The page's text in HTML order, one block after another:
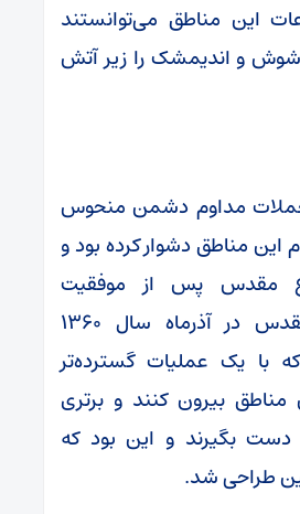
این مناطق می‌توانستند
و اندیمشک را زیر آتش
مداوم دشمن منحوس
این مناطق دشوار کرده بود و
مقدس پس از موفقیت
عملیات طریق‌القدس در آذرماه سال ۱۳۶۰
با یک عملیات گسترده‌تر
بیرون کنند و برتری
دست بگیرند و این بود که
طراحی شد.